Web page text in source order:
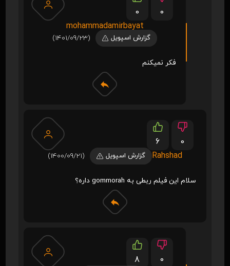
0
0
mohammadamirbayat
گزارش اسپویل (1401/09/23)
فکر نمیکنم
6
0
Rahshad
گزارش اسپویل (1400/09/21)
سلام این فیلم ربطی به gommorah داره؟
8
0